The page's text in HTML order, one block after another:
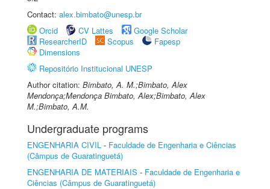
Contact: alex.bimbato@unesp.br
Orcid
CV Lattes
Google Scholar
ResearcherID
Scopus
Fapesp
Dimensions
Repositório Institucional UNESP
Author citation: Bimbato, A. M.;Bimbato, Alex
Mendonça;Mendonça Bimbato, Alex;Bimbato, Alex
M.;Bimbato, A.M.
Undergraduate programs
ENGENHARIA CIVIL - Faculdade de Engenharia e Ciências
(Câmpus de Guaratinguetá)
ENGENHARIA DE MATERIAIS - Faculdade de Engenharia e
Ciências (Câmpus de Guaratinguetá)